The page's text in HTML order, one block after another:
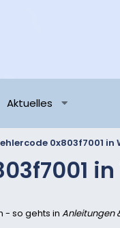
Aktuelles
- so gehts in Anleitungen